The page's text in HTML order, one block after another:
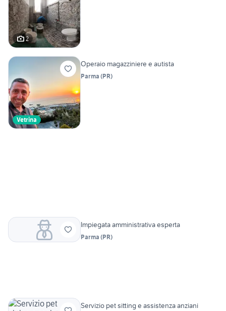
2
Vetrina
Operaio magazziniere e autista
Parma (PR)
Impiegata amministrativa esperta
Parma (PR)
Servizio pet sitting e assistenza anziani